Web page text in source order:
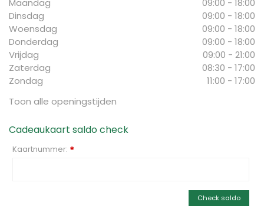
Dinsdag
09:00 - 18:00
Woensdag
09:00 - 18:00
Donderdag
09:00 - 18:00
Vrijdag
09:00 - 21:00
Zaterdag
08:30 - 17:00
Zondag
11:00 - 17:00
Toon alle openingstijden
Cadeaukaart saldo check
Kaartnummer: *
Check saldo